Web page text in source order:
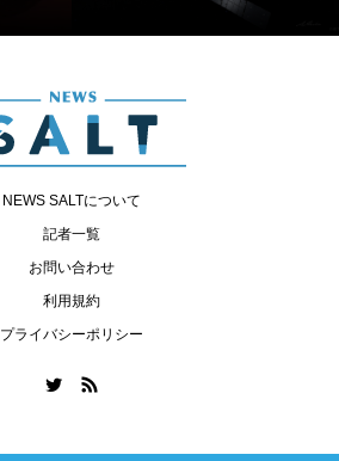
NEWS SALTについて
記者一覧
お問い合わせ
利用規約
プライバシーポリシー